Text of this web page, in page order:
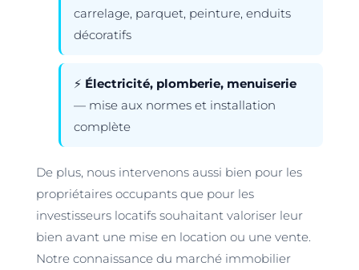
carrelage, parquet, peinture, enduits
décoratifs
⚡ Électricité, plomberie, menuiserie
— mise aux normes et installation
complète
De plus, nous intervenons aussi bien pour les
propriétaires occupants que pour les
investisseurs locatifs souhaitant valoriser leur
bien avant une mise en location ou une vente.
Notre connaissance du marché immobilier